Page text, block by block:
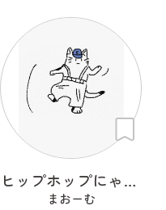
ヒップホップにゃんこ
まおーむ